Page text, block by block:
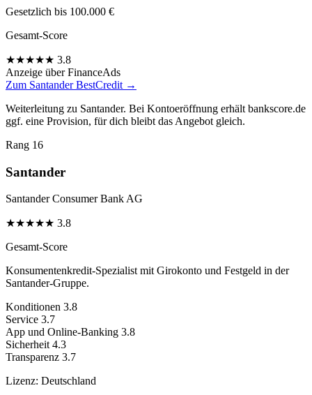
Gesetzlich bis 100.000 €
Gesamt-Score
★★★★★ 3.8
Anzeige über FinanceAds
Zum Santander BestCredit →
Weiterleitung zu Santander. Bei Kontoeröffnung erhält bankscore.de
ggf. eine Provision, für dich bleibt das Angebot gleich.
Rang 16
Santander
Santander Consumer Bank AG
★★★★★ 3.8
Gesamt-Score
Konsumentenkredit-Spezialist mit Girokonto und Festgeld in der
Santander-Gruppe.
Konditionen 3.8
Service 3.7
App und Online-Banking 3.8
Sicherheit 4.3
Transparenz 3.7
Lizenz: Deutschland